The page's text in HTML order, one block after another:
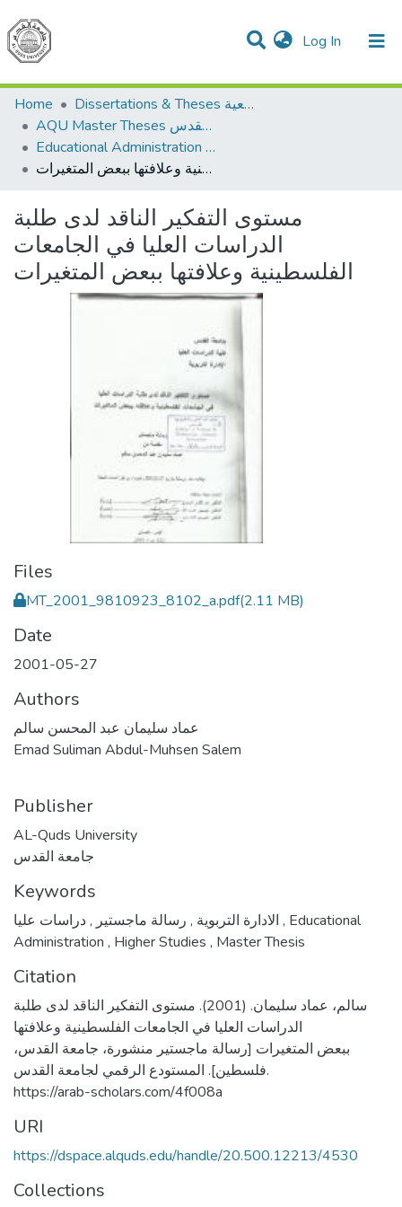
Log In (current)
Communities & Collections
All of DSpace
Home
Dissertations & Theses الرسائل الجامعية
AQU Master Theses الرسائل الجامعية الخاصة بجامعة القدس
Educational Administration الادارة التربوية
مستوى التفكير الناقد لدى طلبة الدراسات العليا في الجامعات الفلسطينية وعلافتها ببعض المتغيرات
مستوى التفكير الناقد لدى طلبة
الدراسات العليا في الجامعات
الفلسطينية وعلافتها ببعض المتغيرات
Files
MT_2001_9810923_8102_a.pdf(2.11 MB)
Date
2001-05-27
Authors
عماد سليمان عبد المحسن سالم
Emad Suliman Abdul-Muhsen Salem
Publisher
AL-Quds University
جامعة القدس
Keywords
الادارة التربوية , رسالة ماجستير , , Educational
Administration , Higher Studies , Master Thesis
Citation
سالم، عماد سليمان. (2001). مستوى التفكير الناقد لدى طلبة
الدراسات العليا في الجامعات الفلسطينية وعلافتها
ببعض المتغيرات [رسالة ماجستير منشورة، جامعة القدس،
فلسطين]. المستودع الرقمي لجامعة القدس.
https://arab-scholars.com/4f008a
URI
https://dspace.alquds.edu/handle/20.500.12213/4530
Collections